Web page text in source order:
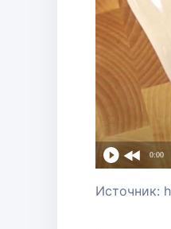
0:00
Источник: